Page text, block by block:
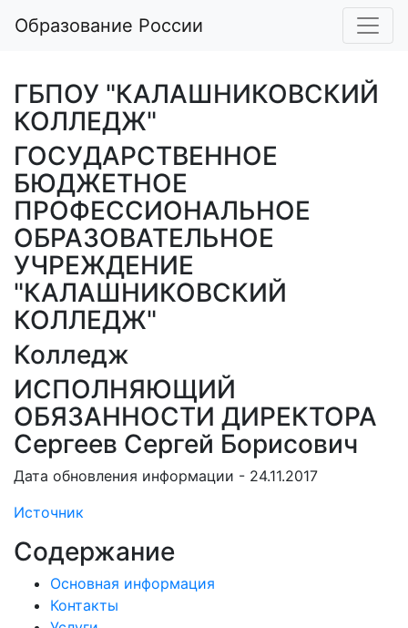
Образование России
ГБПОУ "КАЛАШНИКОВСКИЙ
КОЛЛЕДЖ"
ГОСУДАРСТВЕННОЕ
БЮДЖЕТНОЕ
ПРОФЕССИОНАЛЬНОЕ
ОБРАЗОВАТЕЛЬНОЕ
УЧРЕЖДЕНИЕ
"КАЛАШНИКОВСКИЙ
КОЛЛЕДЖ"
Колледж
ИСПОЛНЯЮЩИЙ
ОБЯЗАННОСТИ ДИРЕКТОРА
Сергеев Сергей Борисович
Дата обновления информации - 24.11.2017
Источник
Содержание
Основная информация
Контакты